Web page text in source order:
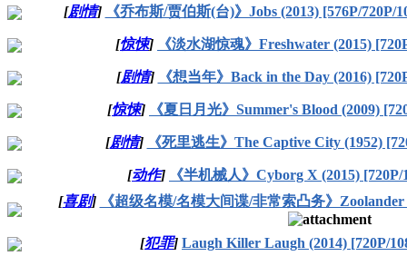
[剧情] 《乔布斯/贾伯斯(台)》Jobs (2013) [576P/720P/
[惊悚] 《淡水湖惊魂》Freshwater (2015)
[剧情] 《想当年》Back in the Day (2016)
[惊悚] 《夏日月光》Summer's Blood (2009)
[剧情] 《死里逃生》The Captive City (1952)
[动作]
《半机械人》Cyborg X (2015) [720P/
[喜剧] 《超级名模/名模大间谍/非常索凸务》
[犯罪] Laugh Killer Laugh (2014) [720P/